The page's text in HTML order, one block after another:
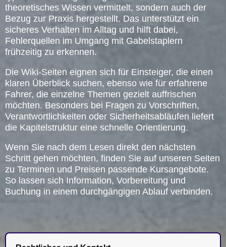
theoretisches Wissen vermittelt, sondern auch der
Bezug zur Praxis hergestellt. Das unterstützt ein
sicheres Verhalten im Alltag und hilft dabei,
Fehlerquellen im Umgang mit Gabelstaplern
frühzeitig zu erkennen.
Die Wiki-Seiten eignen sich für Einsteiger, die einen
klaren Überblick suchen, ebenso wie für erfahrene
Fahrer, die einzelne Themen gezielt auffrischen
möchten. Besonders bei Fragen zu Vorschriften,
Verantwortlichkeiten oder Sicherheitsabläufen liefert
die Kapitelstruktur eine schnelle Orientierung.
Wenn Sie nach dem Lesen direkt den nächsten
Schritt gehen möchten, finden Sie auf unseren Seiten
zu Terminen und Preisen passende Kursangebote.
So lassen sich Information, Vorbereitung und
Buchung in einem durchgängigen Ablauf verbinden.